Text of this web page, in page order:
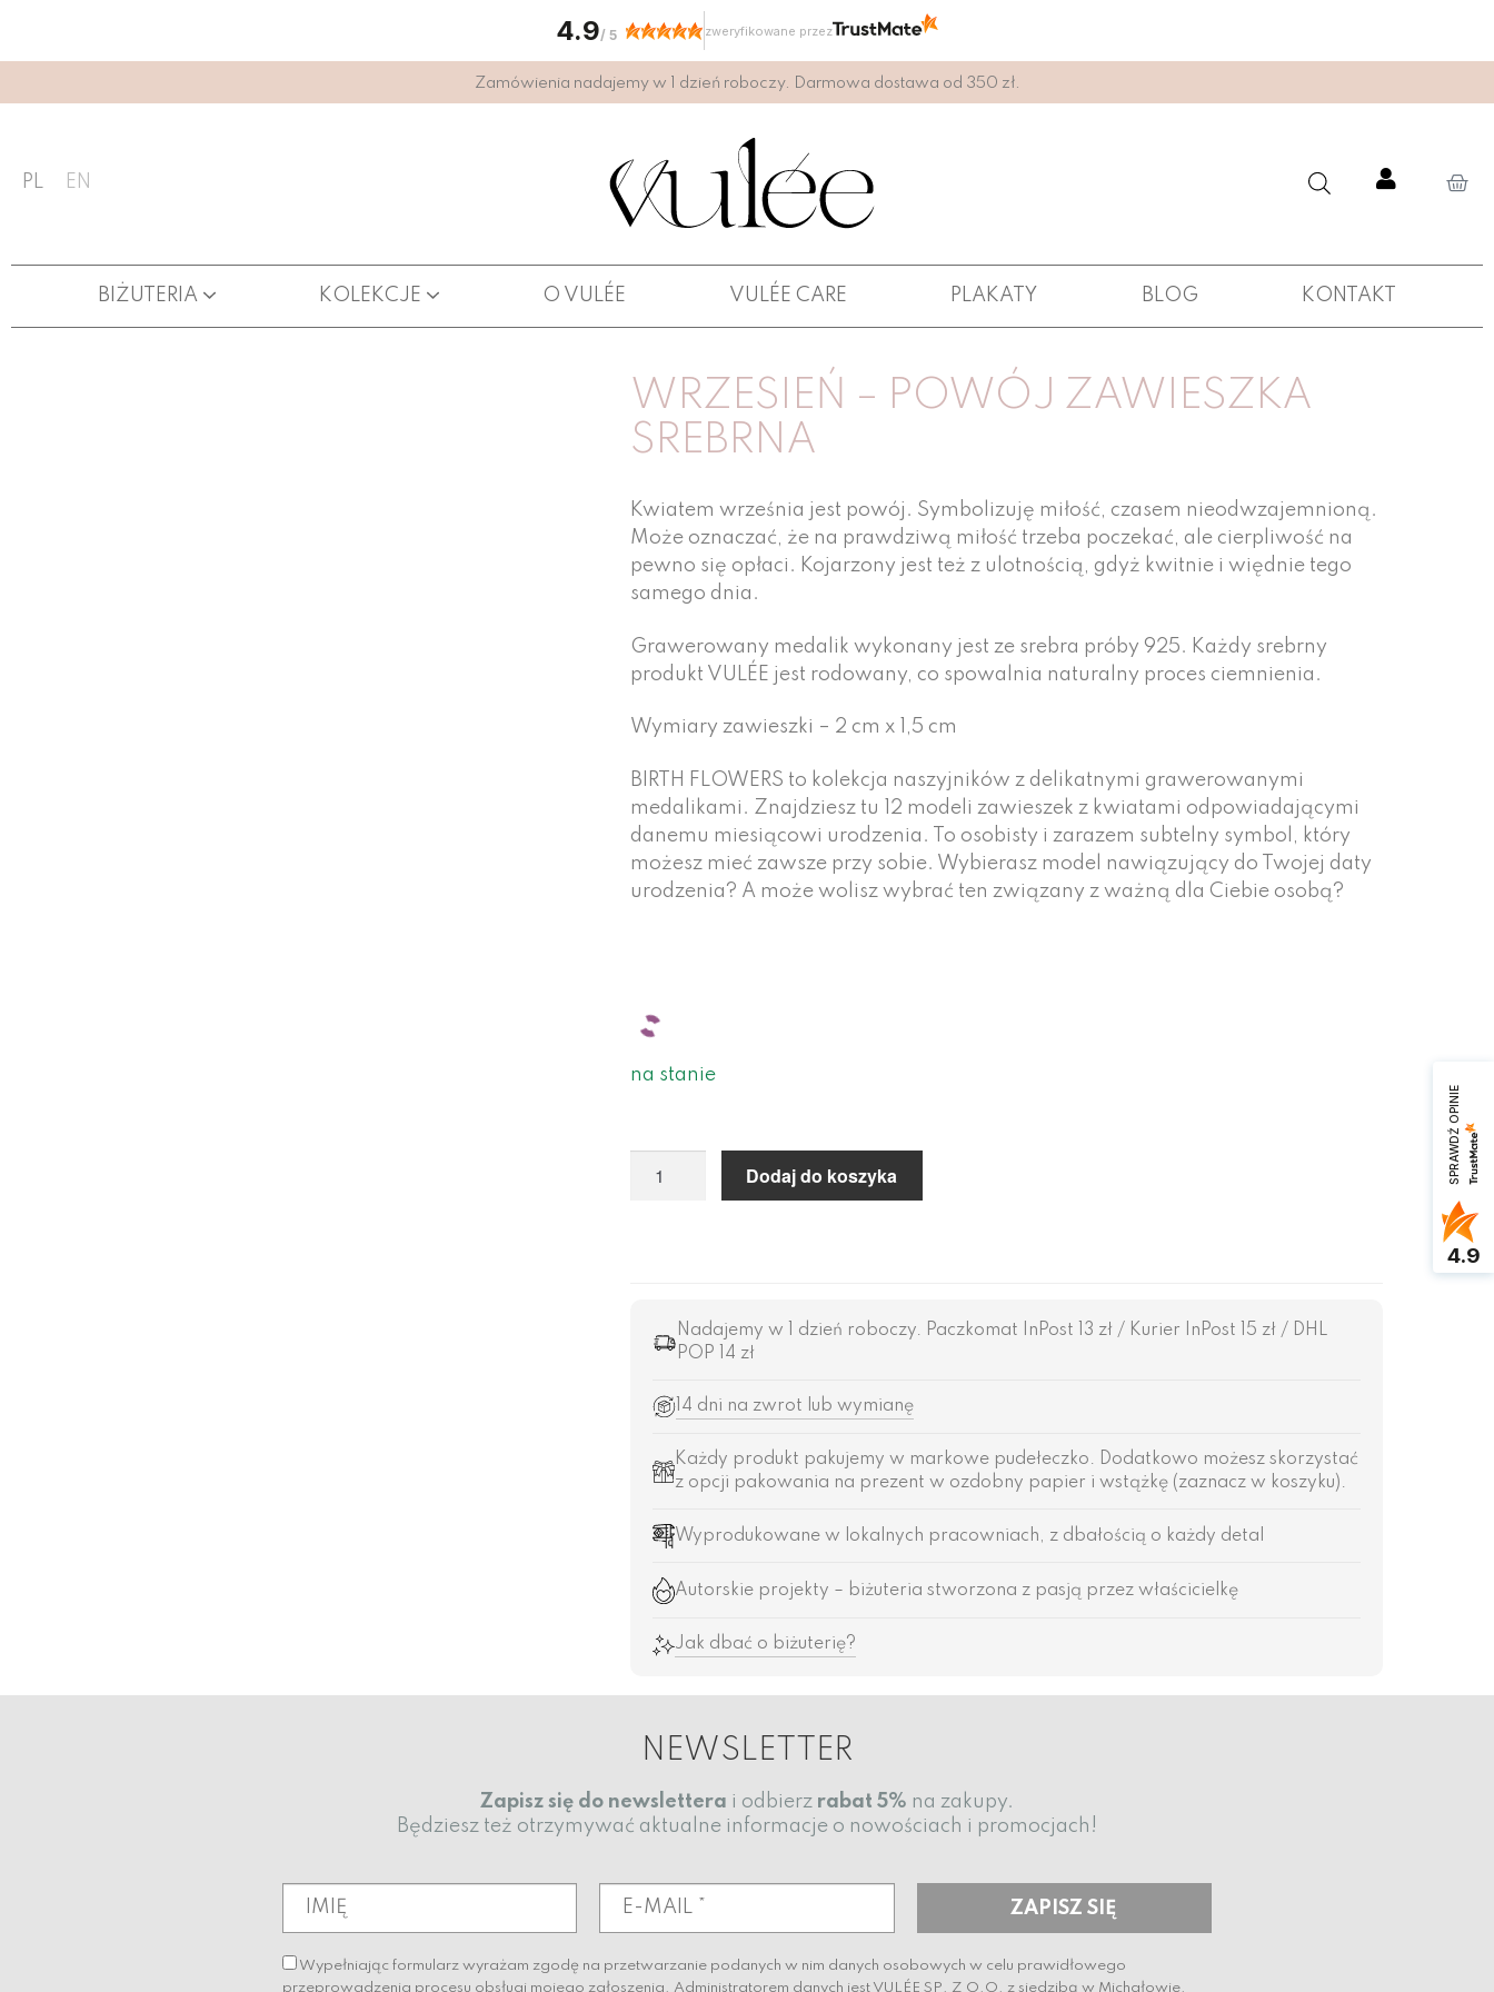
Zamówienia nadajemy w 1 dzień roboczy. Darmowa dostawa od 350 zł.
PL EN
BIŻUTERIA KOLEKCJE O VULÉE VULÉE CARE PLAKATY BLOG KONTAKT
WRZESIEŃ – POWÓJ ZAWIESZKA
SREBRNA
Kwiatem września jest powój. Symbolizuję miłość, czasem nieodwzajemnioną.
Może oznaczać, że na prawdziwą miłość trzeba poczekać, ale cierpliwość na
pewno się opłaci. Kojarzony jest też z ulotnością, gdyż kwitnie i więdnie tego
samego dnia.
Grawerowany medalik wykonany jest ze srebra próby 925. Każdy srebrny
produkt VULÉE jest rodowany, co spowalnia naturalny proces ciemnienia.
Wymiary zawieszki – 2 cm x 1,5 cm
BIRTH FLOWERS to kolekcja naszyjników z delikatnymi grawerowanymi
medalikami. Znajdziesz tu 12 modeli zawieszek z kwiatami odpowiadającymi
danemu miesiącowi urodzenia. To osobisty i zarazem subtelny symbol, który
możesz mieć zawsze przy sobie. Wybierasz model nawiązujący do Twojej daty
urodzenia? A może wolisz wybrać ten związany z ważną dla Ciebie osobą?
na stanie
Dodaj do koszyka
Nadajemy w 1 dzień roboczy. Paczkomat InPost 13 zł / Kurier InPost 15 zł / DHL
POP 14 zł
14 dni na zwrot lub wymianę
Każdy produkt pakujemy w markowe pudełeczko. Dodatkowo możesz skorzystać
z opcji pakowania na prezent w ozdobny papier i wstążkę (zaznacz w koszyku).
Wyprodukowane w lokalnych pracowniach, z dbałością o każdy detal
Autorskie projekty – biżuteria stworzona z pasją przez właścicielkę
Jak dbać o biżuterię?
NEWSLETTER
Zapisz się do newslettera i odbierz rabat 5% na zakupy.
Będziesz też otrzymywać aktualne informacje o nowościach i promocjach!
Wypełniając formularz wyrażam zgodę na przetwarzanie podanych w nim danych osobowych w celu prawidłowego
przeprowadzenia procesu obsługi mojego zgłoszenia. Administratorem danych jest VULÉE SP. Z O.O. z siedzibą w Michałowie.
4.9/ 5 zweryfikowane przez
SPRAWDŹ OPINIE
4.9